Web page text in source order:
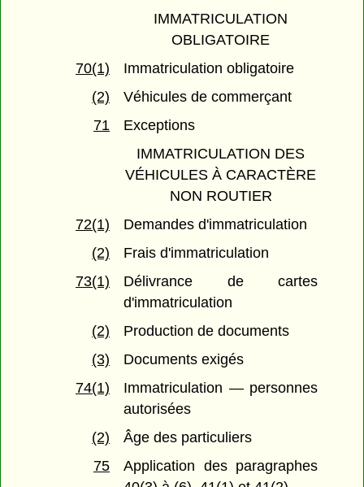
IMMATRICULATION
OBLIGATOIRE
70(1)
Immatriculation obligatoire
(2)
Véhicules de commerçant
71
Exceptions
IMMATRICULATION DES
VÉHICULES À CARACTÈRE
NON ROUTIER
72(1)
Demandes d'immatriculation
(2)
Frais d'immatriculation
73(1)
Délivrance de cartes
d'immatriculation
(2)
Production de documents
(3)
Documents exigés
74(1)
Immatriculation — personnes
autorisées
(2)
Âge des particuliers
75
Application des paragraphes